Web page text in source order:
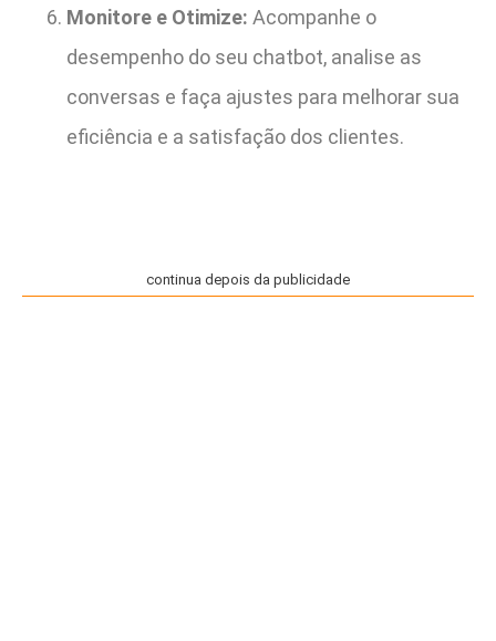
Monitore e Otimize: Acompanhe o
desempenho do seu chatbot, analise as
conversas e faça ajustes para melhorar sua
eficiência e a satisfação dos clientes.
continua depois da publicidade